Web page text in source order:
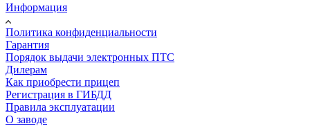
Информация
Политика конфиденциальности
Гарантия
Порядок выдачи электронных ПТС
Дилерам
Как приобрести прицеп
Регистрация в ГИБДД
Правила эксплуатации
О заводе